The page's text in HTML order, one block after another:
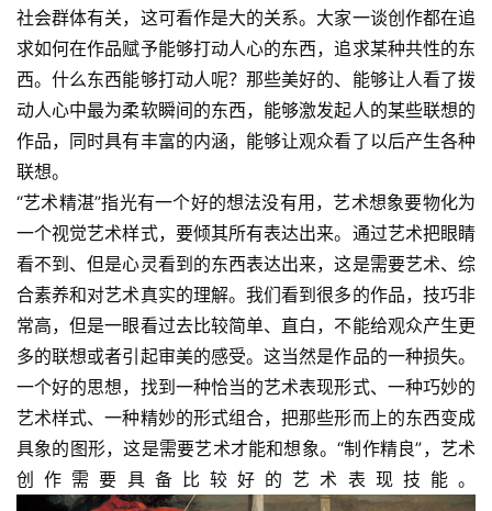
社会群体有关，这可看作是大的关系。大家一谈创作都在追
求如何在作品赋予能够打动人心的东西，追求某种共性的东
西。什么东西能够打动人呢？那些美好的、能够让人看了拨
动人心中最为柔软瞬间的东西，能够激发起人的某些联想的
作品，同时具有丰富的内涵，能够让观众看了以后产生各种
联想。
“艺术精湛”指光有一个好的想法没有用，艺术想象要物化为
一个视觉艺术样式，要倾其所有表达出来。通过艺术把眼睛
看不到、但是心灵看到的东西表达出来，这是需要艺术、综
合素养和对艺术真实的理解。我们看到很多的作品，技巧非
常高，但是一眼看过去比较简单、直白，不能给观众产生更
多的联想或者引起审美的感受。这当然是作品的一种损失。
一个好的思想，找到一种恰当的艺术表现形式、一种巧妙的
艺术样式、一种精妙的形式组合，把那些形而上的东西变成
具象的图形，这是需要艺术才能和想象。“制作精良”，艺术
创作需要具备比较好的艺术表现技能。